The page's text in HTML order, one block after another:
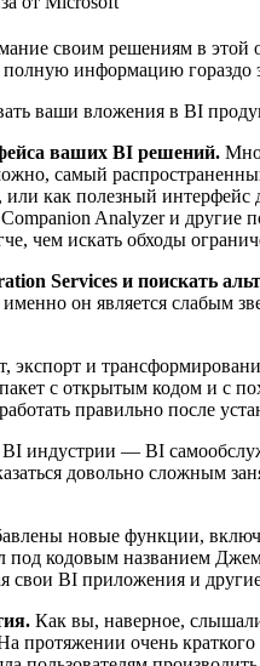
своим решениям в этой
полную информацию гораздо
ваши вложения в BI
ваших BI решений.
самый
как полезный
Analyzer и
чем искать обходы
Services и поискать
он является слабым
экспорт и
с открытым кодом и с
правильно после
индустрии — BI
довольно сложным
новые функции,
под кодовым названием
свои BI приложения и
Как вы, наверное,
протяжении очень